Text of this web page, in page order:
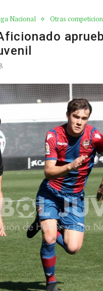
Nacional Otras